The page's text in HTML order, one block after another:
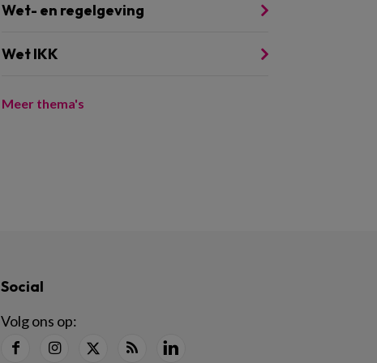
Wet- en regelgeving
Wet IKK
Meer thema's
Social
Volg ons op: